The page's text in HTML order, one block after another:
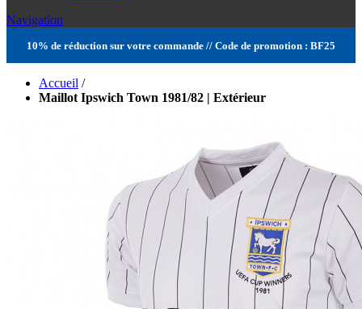
Navigation
10% de réduction sur votre commande // Code de promotion : BF25
Accueil /
Maillot Ipswich Town 1981/82 | Extérieur